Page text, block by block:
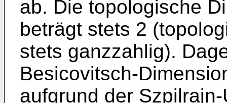
ab. Die topologische
beträgt stets 2
stets ganzzahlig).
Besicovitsch-
aufgrund der